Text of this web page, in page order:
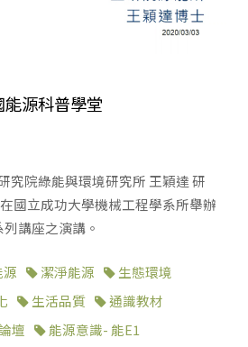
能源科普學堂
究院綠能與環境研究所 王穎達 研
國立成功大學機械工程學系所舉辦
講座之演講。
潔淨能源
生態環境
生活品質
通識教材
壇
能源意識- 能E1